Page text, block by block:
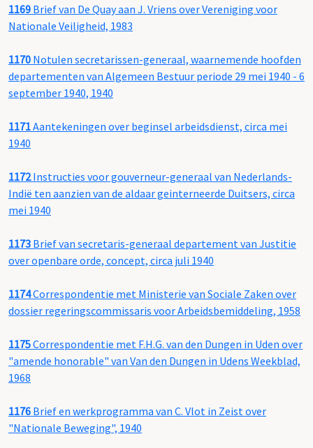
1169 Brief van De Quay aan J. Vriens over Vereniging voor
Nationale Veiligheid, 1983
1170 Notulen secretarissen-generaal, waarnemende hoofden
departementen van Algemeen Bestuur periode 29 mei 1940 - 6
september 1940, 1940
1171Aantekeningen over beginsel arbeidsdienst, circa mei
1940
1172Instructies voor gouverneur-generaal van Nederlands-
Indië ten aanzien van de aldaar geinterneerde Duitsers, circa
mei 1940
1173 Brief van secretaris-generaal departement van Justitie
over openbare orde, concept, circa juli 1940
1174Correspondentie met Ministerie van Sociale Zaken over
dossier regeringscommissaris voor Arbeidsbemiddeling, 1958
1175Correspondentie met F.H.G. van den Dungen in Uden over
"amende honorable" van Van den Dungen in Udens Weekblad,
1968
1176 Brief en werkprogramma van C. Vlot in Zeist over
"Nationale Beweging", 1940